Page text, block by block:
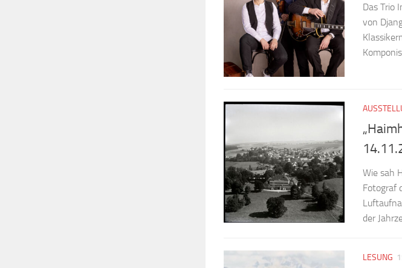
Das Trio
von
Wie sah
Fotograf
der
LESUNG